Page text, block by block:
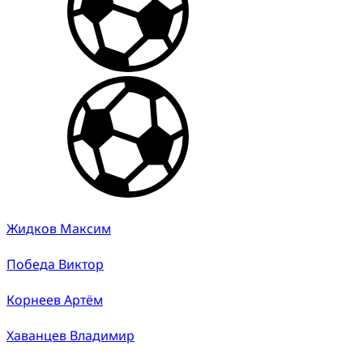
Жидков Максим
Победа Виктор
Корнеев Артём
Хаванцев Владимир